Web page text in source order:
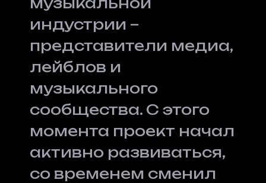
индустрии –
представители медиа,
лейблов и
музыкального
сообщества. С этого
момента проект начал
активно развиваться,
со временем сменил